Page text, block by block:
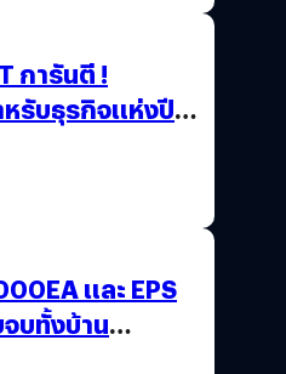
การันตี !
รับธุรกิจแห่งปี
และ EPS
บทั้งบ้าน